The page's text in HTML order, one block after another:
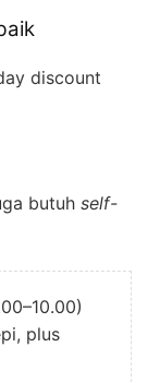
discount
butuh self-
plus